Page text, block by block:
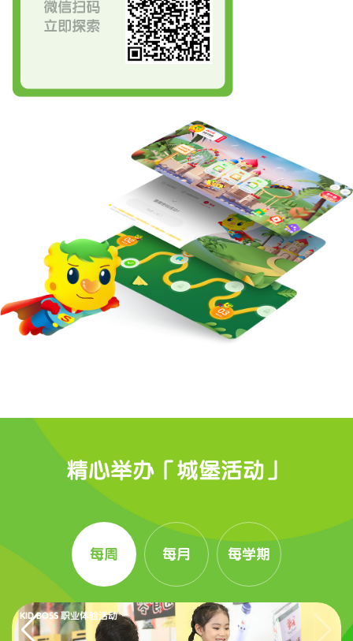
精心举办「城堡活动」
每周 每月 每学期
KID BOSS 职业体验活动